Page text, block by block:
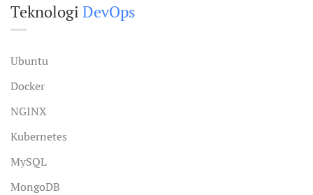
Teknologi DevOps
Ubuntu
Docker
NGINX
Kubernetes
MySQL
MongoDB